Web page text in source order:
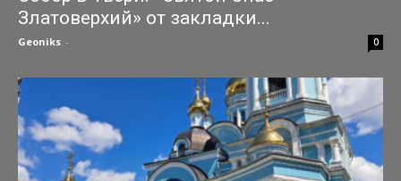
Златоверхий» от закладки...
Geoniks - 0